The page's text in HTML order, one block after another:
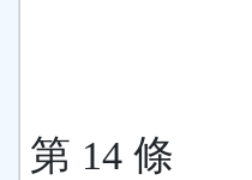
第 14 條